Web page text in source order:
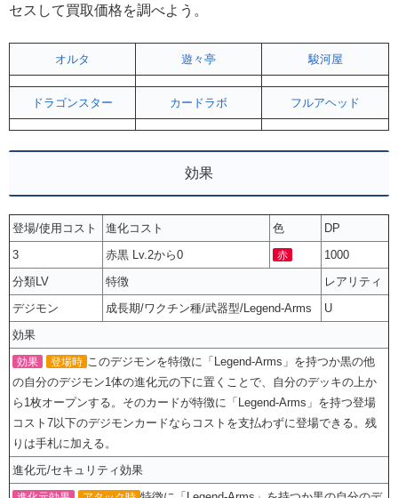
セスして買取価格を調べよう。
オルタ 遊々亭 駿河屋
ドラゴンスター カードラボ フルアヘッド
効果
登場/使用コスト 進化コスト 色
DP
3
赤黒 Lv.2から0 赤
1000
分類LV
特徴
レアリティ
デジモン
成長期/ワクチン種/武器型/Legend-Arms
U
効果
効果 登場時 このデジモンを特徴に「Legend-Arms」を持つか黒の他
の自分のデジモン1体の進化元の下に置くことで、自分のデッキの上か
ら1枚オープンする。そのカードが特徴に「Legend-Arms」を持つ登場
コスト7以下のデジモンカードならコストを支払わずに登場できる。残
りは手札に加える。
進化元/セキュリティ効果